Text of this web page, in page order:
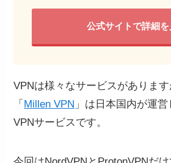
公式サイトで詳細を
VPNは様々なサービスがありま
「 Millen VPN 」は日本国内が運
VPNサービスです。